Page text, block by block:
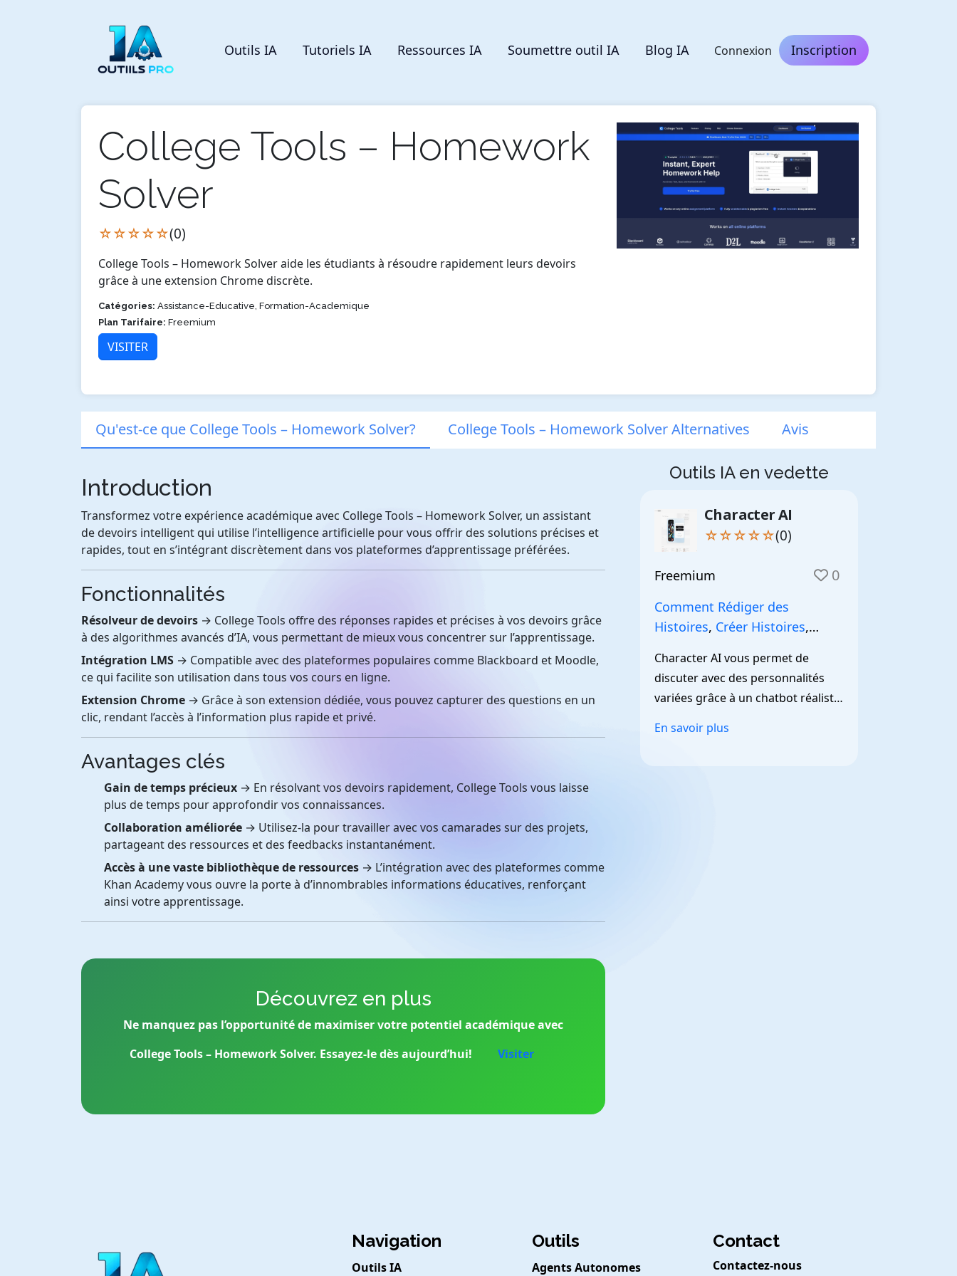
Outils IA Tutoriels IA Ressources IA Soumettre outil IA Blog IA Connexion Inscription
College Tools – Homework
Solver
☆☆☆☆☆(0)
College Tools – Homework Solver aide les étudiants à résoudre rapidement leurs devoirs
grâce à une extension Chrome discrète.
Catégories: Assistance-Educative, Formation-Academique
Plan Tarifaire: Freemium
VISITER
Qu'est-ce que College Tools – Homework Solver? College Tools – Homework Solver Alternatives Avis
Introduction
Transformez votre expérience académique avec College Tools – Homework Solver, un assistant
de devoirs intelligent qui utilise l’intelligence artificielle pour vous offrir des solutions précises et
rapides, tout en s’intégrant discrètement dans vos plateformes d’apprentissage préférées.
Fonctionnalités
Résolveur de devoirs → College Tools offre des réponses rapides et précises à vos devoirs grâce
à des algorithmes avancés d’IA, vous permettant de mieux vous concentrer sur l’apprentissage.
Intégration LMS → Compatible avec des plateformes populaires comme Blackboard et Moodle,
ce qui facilite son utilisation dans tous vos cours en ligne.
Extension Chrome → Grâce à son extension dédiée, vous pouvez capturer des questions en un
clic, rendant l’accès à l’information plus rapide et privé.
Avantages clés
Gain de temps précieux → En résolvant vos devoirs rapidement, College Tools vous laisse
plus de temps pour approfondir vos connaissances.
Collaboration améliorée → Utilisez-la pour travailler avec vos camarades sur des projets,
partageant des ressources et des feedbacks instantanément.
Accès à une vaste bibliothèque de ressources → L’intégration avec des plateformes comme
Khan Academy vous ouvre la porte à d’innombrables informations éducatives, renforçant
ainsi votre apprentissage.
Découvrez en plus
Ne manquez pas l’opportunité de maximiser votre potentiel académique avec
College Tools – Homework Solver. Essayez-le dès aujourd’hui!
Visiter
Outils IA en vedette
Character AI
☆☆☆☆☆(0)
Freemium 0
Comment Rédiger des
Histoires, Créer Histoires,
Character AI vous permet de
discuter avec des personnalités
variées grâce à un chatbot réaliste
En savoir plus
Navigation
Outils IA
Outils
Agents Autonomes
Contact
Contactez-nous